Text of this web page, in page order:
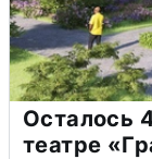
Осталось
театре